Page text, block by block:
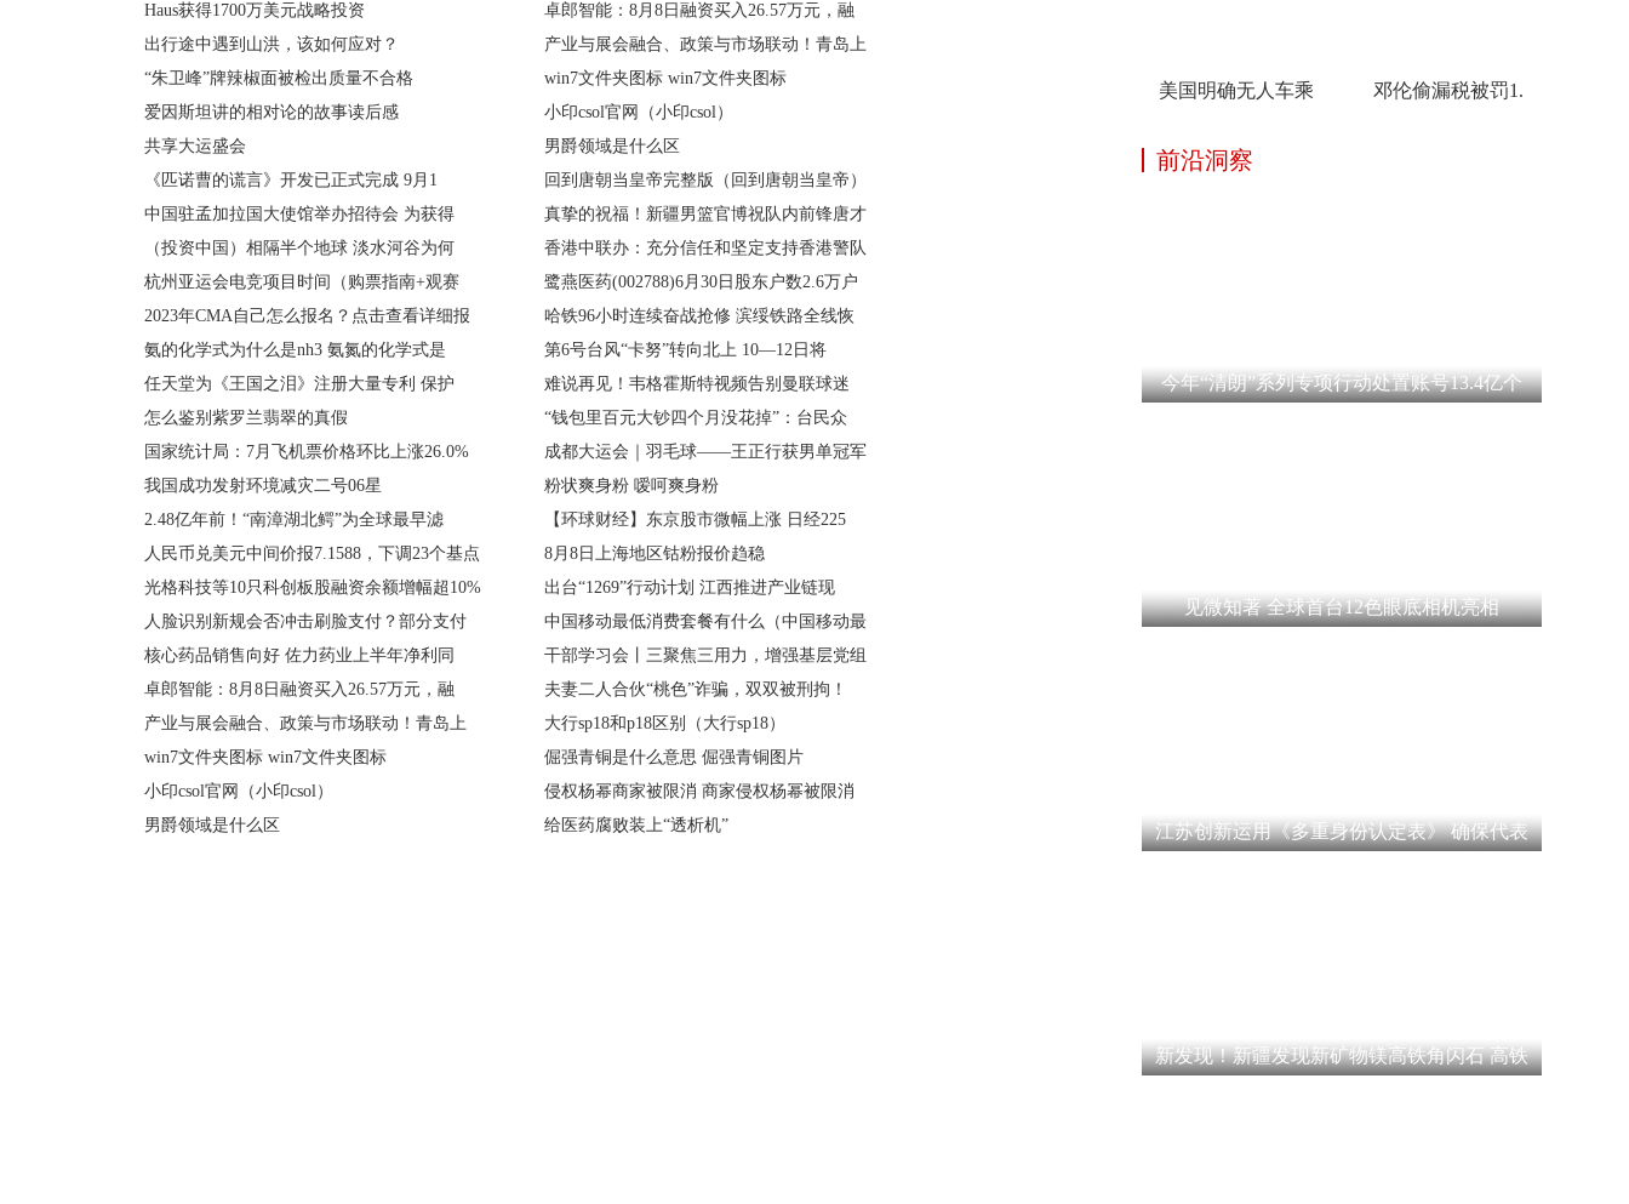
Haus获得1700万美元战略投资
出行途中遇到山洪，该如何应对？
“朱卫峰”牌辣椒面被检出质量不合格
爱因斯坦讲的相对论的故事读后感
共享大运盛会
《匹诺曹的谎言》开发已正式完成 9月1
中国驻孟加拉国大使馆举办招待会 为获得
（投资中国）相隔半个地球 淡水河谷为何
杭州亚运会电竞项目时间（购票指南+观赛
2023年CMA自己怎么报名？点击查看详细报
氨的化学式为什么是nh3 氨氮的化学式是
任天堂为《王国之泪》注册大量专利 保护
怎么鉴别紫罗兰翡翠的真假
国家统计局：7月飞机票价格环比上涨26.0%
我国成功发射环境减灾二号06星
2.48亿年前！“南漳湖北鳄”为全球最早滤
人民币兑美元中间价报7.1588，下调23个基点
光格科技等10只科创板股融资余额增幅超10%
人脸识别新规会否冲击刷脸支付？部分支付
核心药品销售向好 佐力药业上半年净利同
卓郎智能：8月8日融资买入26.57万元，融
产业与展会融合、政策与市场联动！青岛上
win7文件夹图标 win7文件夹图标
小印csol官网（小印csol）
男爵领域是什么区
卓郎智能：8月8日融资买入26.57万元，融
产业与展会融合、政策与市场联动！青岛上
win7文件夹图标 win7文件夹图标
小印csol官网（小印csol）
男爵领域是什么区
回到唐朝当皇帝完整版（回到唐朝当皇帝）
真挚的祝福！新疆男篮官博祝队内前锋唐才
香港中联办：充分信任和坚定支持香港警队
鹭燕医药(002788)6月30日股东户数2.6万户
哈铁96小时连续奋战抢修 滨绥铁路全线恢
第6号台风“卡努”转向北上 10—12日将
难说再见！韦格霍斯特视频告别曼联球迷
“钱包里百元大钞四个月没花掉”：台民众
成都大运会｜羽毛球——王正行获男单冠军
粉状爽身粉 嗳呵爽身粉
【环球财经】东京股市微幅上涨 日经225
8月8日上海地区钴粉报价趋稳
出台“1269”行动计划 江西推进产业链现
中国移动最低消费套餐有什么（中国移动最
干部学习会丨三聚焦三用力，增强基层党组
夫妻二人合伙“桃色”诈骗，双双被刑拘！
大行sp18和p18区别（大行sp18）
倔强青铜是什么意思 倔强青铜图片
侵权杨幂商家被限消 商家侵权杨幂被限消
给医药腐败装上“透析机”
美国明确无人车乘 邓伦偷漏税被罚1.
前沿洞察
今年“清朗”系列专项行动处置账号13.4亿个
见微知著 全球首台12色眼底相机亮相
江苏创新运用《多重身份认定表》 确保代表
新发现！新疆发现新矿物镁高铁角闪石 高铁